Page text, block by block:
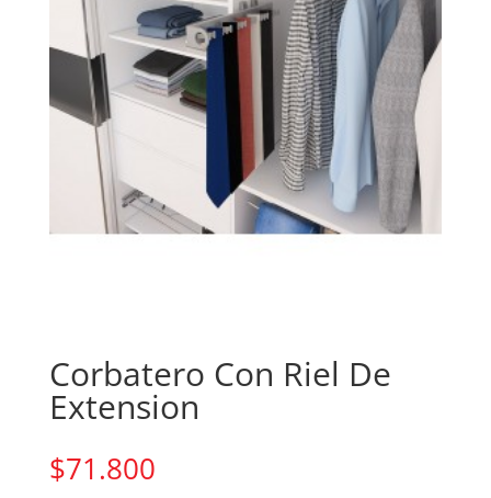
Corbatero Con Riel De
Extension
$71.800